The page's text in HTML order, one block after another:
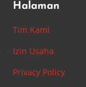
Halaman
Tim Kami
Izin Usaha
Privacy Policy